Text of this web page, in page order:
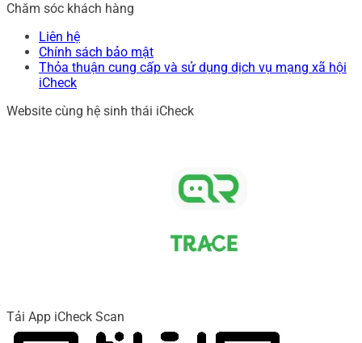
Chăm sóc khách hàng
Liên hệ
Chính sách bảo mật
Thỏa thuận cung cấp và sử dụng dịch vụ mạng xã hội
iCheck
Website cùng hệ sinh thái iCheck
Tải App iCheck Scan